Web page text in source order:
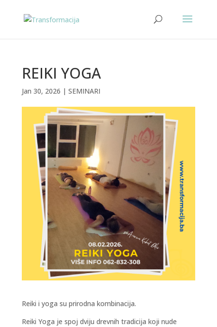
REIKI YOGA
Jan 30, 2026 | SEMINARI
Reiki i yoga su prirodna kombinacija.
Reiki Yoga je spoj dviju drevnih tradicija koji nude